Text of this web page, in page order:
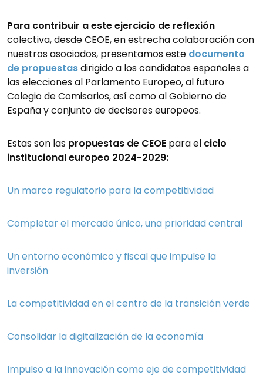
Para contribuir a este ejercicio de reflexión
colectiva, desde CEOE, en estrecha colaboración con
nuestros asociados, presentamos este documento
de propuestasdirigido a los candidatos españoles a
las elecciones al Parlamento Europeo, al futuro
Colegio de Comisarios, así como al Gobierno de
España y conjunto de decisores europeos.
Estas son las propuestas de CEOE para el ciclo
institucional europeo 2024-2029:
Un marco regulatorio para la competitividad
Completar el mercado único, una prioridad central
Un entorno económico y fiscal que impulse la
inversión
La competitividad en el centro de la transición verde
Consolidar la digitalización de la economía
Impulso a la innovación como eje de competitividad